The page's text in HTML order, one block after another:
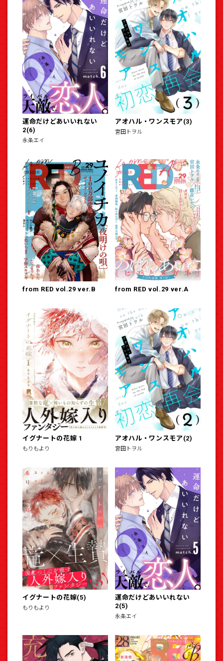
運命だけどあいいれない
2(6)
永条エイ
アオハル・ワンスモア(3)
宮田トヲル
from RED vol.29 ver.B from RED vol.29 ver.A
イグナートの花嫁 1
もりもより
アオハル・ワンスモア(2)
宮田トヲル
イグナートの花嫁(5)
もりもより
運命だけどあいいれない
2(5)
永条エイ